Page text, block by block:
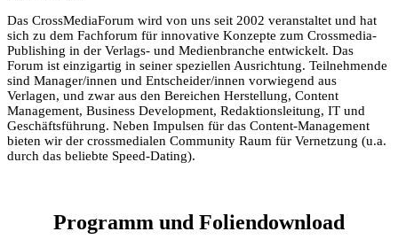
Das CrossMediaForum wird von uns seit 2002 veranstaltet und hat
sich zu dem Fachforum für innovative Konzepte zum Crossmedia-
Publishing in der Verlags- und Medienbranche entwickelt. Das
Forum ist einzigartig in seiner speziellen Ausrichtung. Teilnehmende
sind Manager/innen und Entscheider/innen vorwiegend aus
Verlagen, und zwar aus den Bereichen Herstellung, Content
Management, Business Development, Redaktionsleitung, IT und
Geschäftsführung. Neben Impulsen für das Content-Management
bieten wir der crossmedialen Community Raum für Vernetzung (u.a.
durch das beliebte Speed-Dating).
Programm und Foliendownload